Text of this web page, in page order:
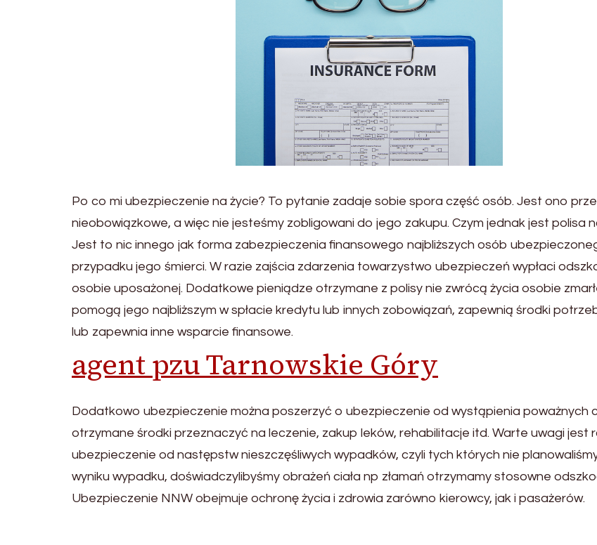
Po co mi ubezpieczenie na życie? To pytanie zadaje sobie spora część osób. Jest ono
nieobowiązkowe, a więc nie jesteśmy zobligowani do jego zakupu. Czym jednak jest polisa
Jest to nic innego jak forma zabezpieczenia finansowego najbliższych osób
przypadku jego śmierci. W razie zajścia zdarzenia towarzystwo ubezpieczeń wypłaci
osobie uposażonej. Dodatkowe pieniądze otrzymane z polisy nie zwrócą życia osobie
pomogą jego najbliższym w spłacie kredytu lub innych zobowiązań, zapewnią środki
lub zapewnia inne wsparcie finansowe.
agent pzu Tarnowskie Góry
Dodatkowo ubezpieczenie można poszerzyć o ubezpieczenie od wystąpienia poważnych
otrzymane środki przeznaczyć na leczenie, zakup leków, rehabilitacje itd. Warte uwagi jest
ubezpieczenie od następstw nieszczęśliwych wypadków, czyli tych których nie
wyniku wypadku, doświadczylibyśmy obrażeń ciała np złamań otrzymamy stosowne
Ubezpieczenie NNW obejmuje ochronę życia i zdrowia zarówno kierowcy, jak i pasażerów.